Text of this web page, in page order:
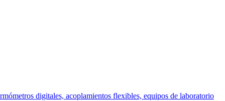
digitales, acoplamientos flexibles, equipos de laboratorio